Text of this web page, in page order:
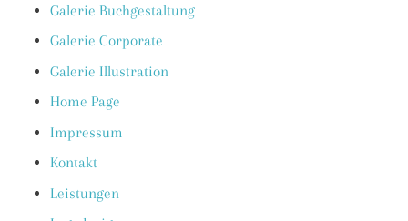
Galerie Buchgestaltung
Galerie Corporate
Galerie Illustration
Home Page
Impressum
Kontakt
Leistungen